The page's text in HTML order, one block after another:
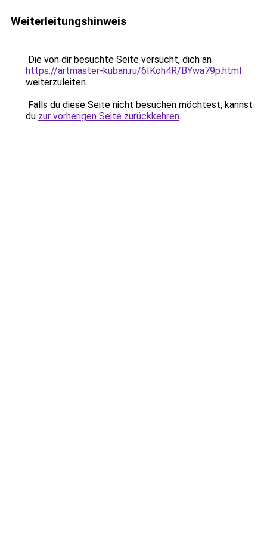
Weiterleitungshinweis
Die von dir besuchte Seite versucht, dich an
https://artmaster-kuban.ru/6IKoh4R/BYwa79p.html
weiterzuleiten.
Falls du diese Seite nicht besuchen möchtest, kannst
du zur vorherigen Seite zurückkehren.